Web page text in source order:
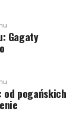
Gagaty
od pogańskich